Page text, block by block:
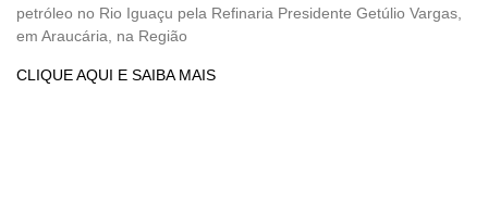
petróleo no Rio Iguaçu pela Refinaria Presidente Getúlio Vargas,
em Araucária, na Região
CLIQUE AQUI E SAIBA MAIS